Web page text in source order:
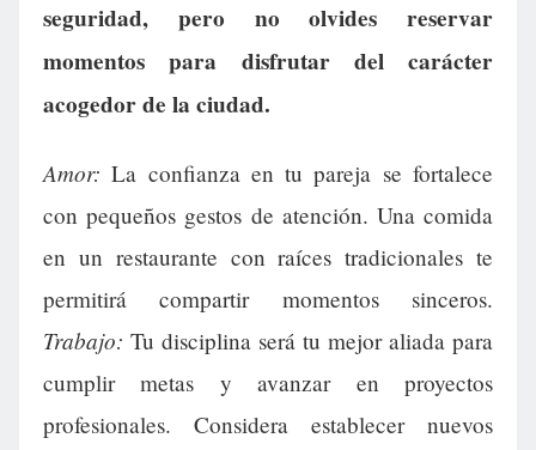
seguridad, pero no olvides reservar
momentos para disfrutar del carácter
acogedor de la ciudad.
Amor: La confianza en tu pareja se fortalece
con pequeños gestos de atención. Una comida
en un restaurante con raíces tradicionales te
permitirá compartir momentos sinceros.
Trabajo: Tu disciplina será tu mejor aliada para
cumplir metas y avanzar en proyectos
profesionales. Considera establecer nuevos